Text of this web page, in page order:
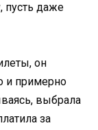
пусть даже
он
и примерно
выбрала
за